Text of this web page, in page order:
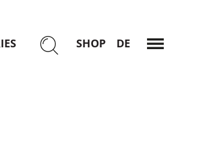
SHOP DEUTSCH
MENÜ